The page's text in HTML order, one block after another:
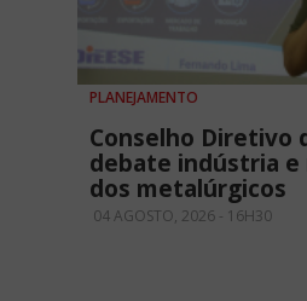
PLANEJAMENTO
Conselho Diretivo
debate indústria e
dos metalúrgicos
04 AGOSTO, 2026 - 16H30